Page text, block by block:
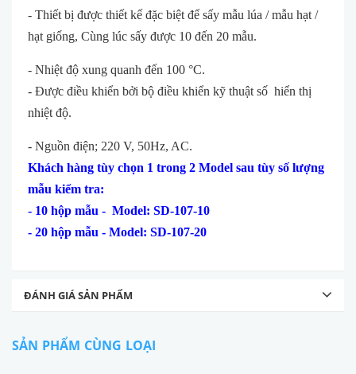
- Thiết bị được thiết kế đặc biệt để sấy mẫu lúa / mẫu hạt /
hạt giống, Cùng lúc sấy được 10 đến 20 mẫu.
- Nhiệt độ xung quanh đến 100 °C.
- Được điều khiển bởi bộ điều khiển kỹ thuật số hiển thị
nhiệt độ.
- Nguồn điện; 220 V, 50Hz, AC.
Khách hàng tùy chọn 1 trong 2 Model sau tùy số lượng
mẫu kiểm tra:
- 10 hộp mẫu - Model: SD-107-10
- 20 hộp mẫu - Model: SD-107-20
ĐÁNH GIÁ SẢN PHẨM
SẢN PHẨM CÙNG LOẠI